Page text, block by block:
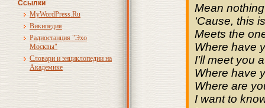
Ссылки
MyWordPress.Ru
Википедия
Радиостанция "Эхо
Москвы"
Словари и энциклопедии на
Академике
Mean
‘Cause, this
Meets the
Where have
I’ll meet you
Where have
Where are
I want to